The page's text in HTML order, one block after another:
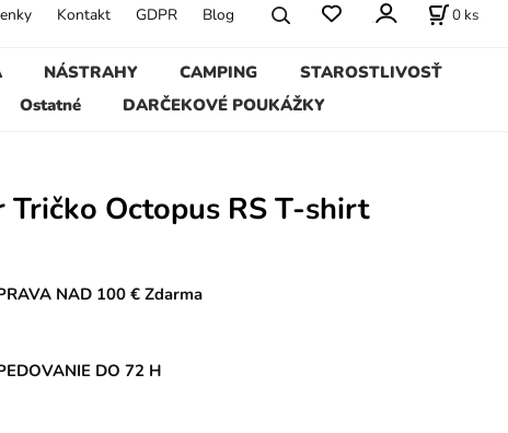
NÁSTRAHY CAMPING
STAROSTLIVOSŤ
Ostatné DARČEKOVÉ POUKÁŽKY
Kontakt GDPR Blog 0 ks
Tričko Octopus RS T-shirt
NAD 100 € Zdarma
DO 72 H